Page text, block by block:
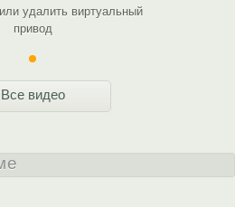
удалить виртуальный
привод
Все видео